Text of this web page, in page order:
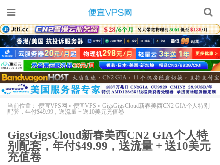
当前位置： 便宜VPS网 » 便宜VPS » GigsGigsCloud新春美西CN2 GIA个人特别
配套，年付$49.99，送流量 + 送10美元充值卷
GigsGigsCloud新春美西CN2 GIA个人特
别配套，年付$49.99，送流量 + 送10美元
充值卷